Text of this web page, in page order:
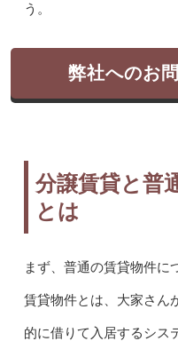
う。
弊社へのお
分譲賃貸と普
とは
まず、普通の賃貸物件に
賃貸物件とは、大家さん
的に借りて入居するシス